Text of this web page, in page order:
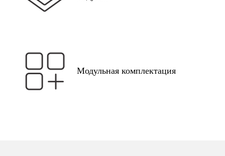
Модульная комплектация